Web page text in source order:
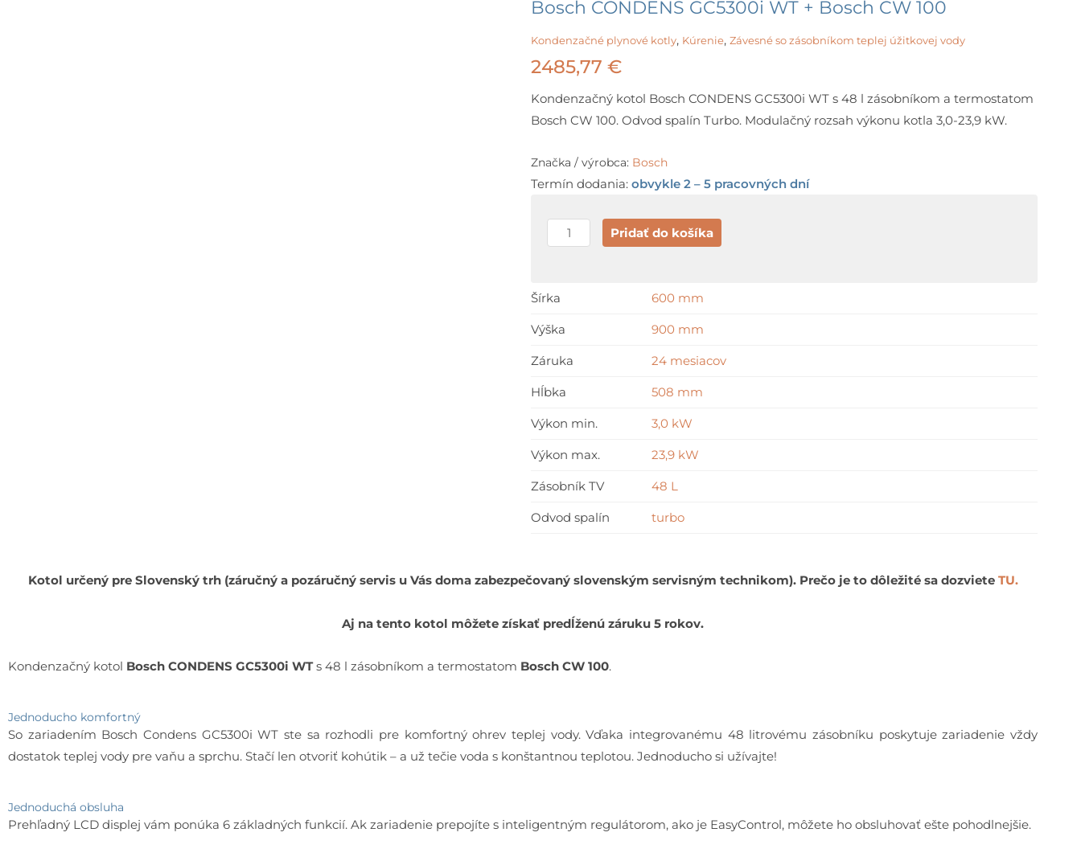
Bosch CONDENS GC5300i WT + Bosch CW 100
Kondenzačné plynové kotly, Kúrenie, Závesné so zásobníkom teplej úžitkovej vody
2485,77 €
Kondenzačný kotol Bosch CONDENS GC5300i WT s 48 l zásobníkom a termostatom
Bosch CW 100. Odvod spalín Turbo. Modulačný rozsah výkonu kotla 3,0-23,9 kW.
Značka / výrobca: Bosch
Termín dodania: obvykle 2 – 5 pracovných dní
množstvo
Bosch
GC5300i
+
Bosch
Pridať do košíka
Šírka 600 mm
Výška 900 mm
Záruka 24 mesiacov
Hĺbka 508 mm
Výkon min. 3,0 kW
Výkon max. 23,9 kW
Zásobník TV 48 L
Odvod spalín turbo
Kotol určený pre Slovenský trh (záručný a pozáručný servis u Vás doma zabezpečovaný slovenským servisným technikom). Prečo je to dôležité sa dozviete TU.
Aj na tento kotol môžete získať predĺženú záruku 5 rokov.
Kondenzačný kotol Bosch CONDENS GC5300i WTs 48 l zásobníkom a termostatom Bosch CW 100.
Jednoducho komfortný
So zariadením Bosch Condens GC5300i WT ste sa rozhodli pre komfortný ohrev teplej vody. Vďaka integrovanému 48 litrovému zásobníku poskytuje zariadenie vždy
dostatok teplej vody pre vaňu a sprchu. Stačí len otvoriť kohútik – a už tečie voda s konštantnou teplotou. Jednoducho si užívajte!
Jednoduchá obsluha
Prehľadný LCD displej vám ponúka 6 základných funkcií. Ak zariadenie prepojíte s inteligentným regulátorom, ako je EasyControl, môžete ho obsluhovať ešte pohodlnejšie.